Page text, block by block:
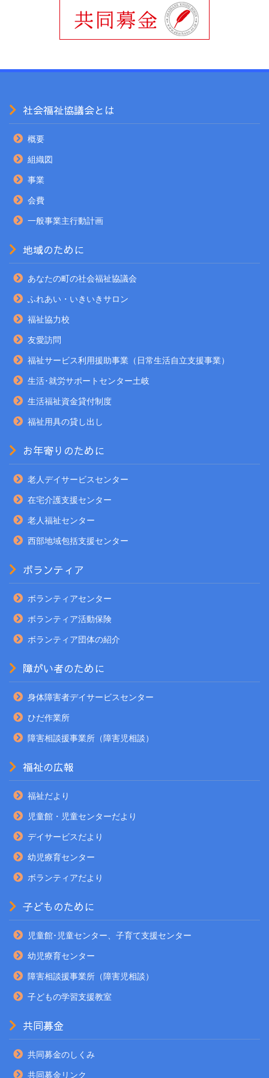
社会福祉協議会とは
概要
組織図
事業
会費
一般事業主行動計画
地域のために
あなたの町の社会福祉協議会
ふれあい・いきいきサロン
福祉協力校
友愛訪問
福祉サービス利用援助事業（日常生活自立支援事業）
生活･就労サポートセンター土岐
生活福祉資金貸付制度
福祉用具の貸し出し
お年寄りのために
老人デイサービスセンター
在宅介護支援センター
老人福祉センター
西部地域包括支援センター
ボランティア
ボランティアセンター
ボランティア活動保険
ボランティア団体の紹介
障がい者のために
身体障害者デイサービスセンター
ひだ作業所
障害相談援事業所（障害児相談）
福祉の広報
福祉だより
児童館・児童センターだより
デイサービスだより
幼児療育センター
ボランティアだより
子どものために
児童館･児童センター、子育て支援センター
幼児療育センター
障害相談援事業所（障害児相談）
子どもの学習支援教室
共同募金
共同募金のしくみ
共同募金リンク